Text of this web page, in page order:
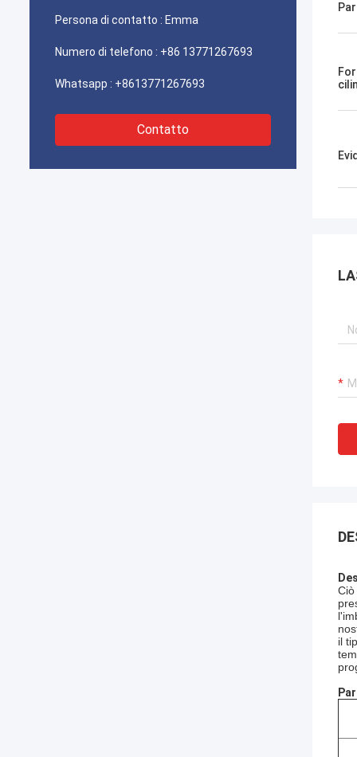
Persona di contatto : Emma
Numero di telefono : +86 13771267693
Whatsapp : +8613771267693
Contatto
il